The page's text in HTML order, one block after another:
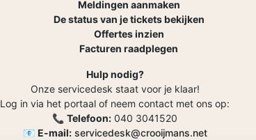
Meldingen aanmaken
De status van je tickets bekijken
Offertes inzien
Facturen raadplegen
Hulp nodig?
Onze servicedesk staat voor je klaar!
Log in via het portaal of neem contact met ons op:
📞 Telefoon: 040 3041520
📧 E-mail: servicedesk@crooijmans.net